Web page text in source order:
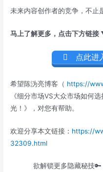
未来内容创作者的竞争，不止
马上了解更多，点击下方链接
点此进
希望陈沩亮博客（ https://
《细分市场VS大众市场如何
光！》，对您有帮助。
欢迎分享本文链接： https://
32309.html
欲解锁更多隐藏秘技